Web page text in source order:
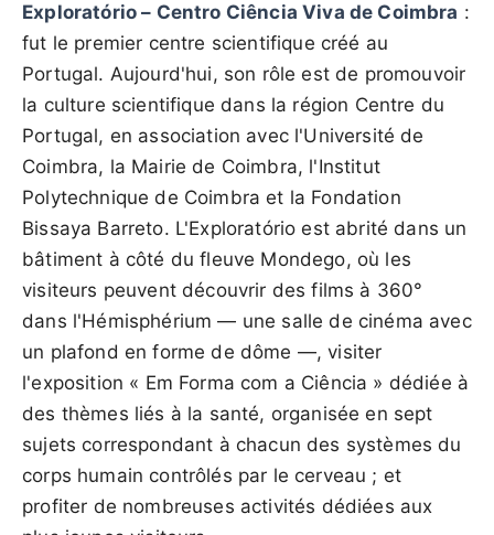
Exploratório – Centro Ciência Viva de Coimbra :
fut le premier centre scientifique créé au
Portugal. Aujourd'hui, son rôle est de promouvoir
la culture scientifique dans la région Centre du
Portugal, en association avec l'Université de
Coimbra, la Mairie de Coimbra, l'Institut
Polytechnique de Coimbra et la Fondation
Bissaya Barreto. L'Exploratório est abrité dans un
bâtiment à côté du fleuve Mondego, où les
visiteurs peuvent découvrir des films à 360°
dans l'Hémisphérium — une salle de cinéma avec
un plafond en forme de dôme —, visiter
l'exposition « Em Forma com a Ciência » dédiée à
des thèmes liés à la santé, organisée en sept
sujets correspondant à chacun des systèmes du
corps humain contrôlés par le cerveau ; et
profiter de nombreuses activités dédiées aux